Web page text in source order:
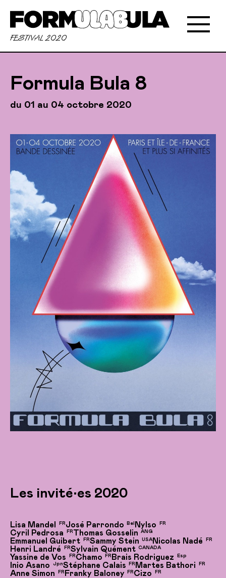
FESTIVAL 2020
Formula Bula 8
du 01 au 04 octobre 2020
Les invité•es 2020
Lisa Mandel FR José Parrondo Bel Nylso FR
Cyril Pedrosa FR Thomas Gosselin ANG
Emmanuel Guibert FRSammy Stein USANicolas Nadé FR
Henri Landré FRSylvain Quément CANADA
Yassine de Vos FR Chamo FR Brais Rodriguez Esp
Inio Asano JpnStéphane Calais FR Martes Bathori FR
Anne Simon FR Franky Baloney FR Cizo FR